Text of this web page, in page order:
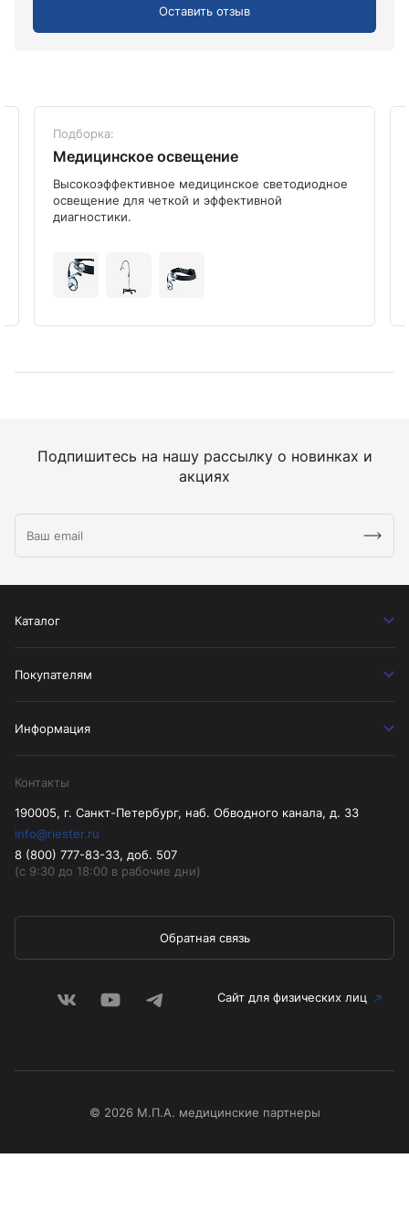
Оставить отзыв
Подборка:
Медицинское освещение
Высокоэффективное медицинское светодиодное
освещение для четкой и эффективной
диагностики.
Подпишитесь на нашу рассылку о новинках и
акциях
Каталог
Покупателям
Информация
Контакты
190005, г. Санкт-Петербург, наб. Обводного канала, д. 33
info@riester.ru
8 (800) 777-83-33, доб. 507
(с 9:30 до 18:00 в рабочие дни)
Обратная связь
Сайт для физических лиц
© 2026 М.П.А. медицинские партнеры